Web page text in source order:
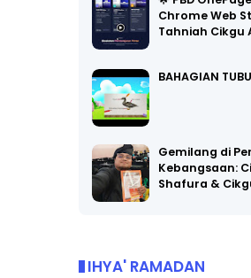
Chrome Web
Tahniah Cikgu
BAHAGIAN
Gemilang di
Kebangsaan:
Shafura &
IHYA' RAMADAN